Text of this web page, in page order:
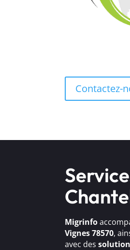
Contactez-
Migrinfo
Vignes 78570,
avec des